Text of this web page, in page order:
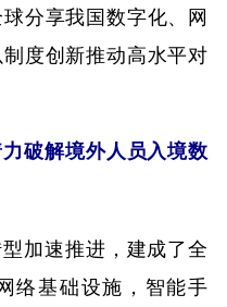
分享我国数字化、网
度创新推动高水平对
破解境外人员入境数
加速推进，建成了全
络基础设施，智能手